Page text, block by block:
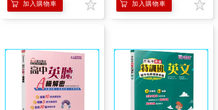
加入購物車 加入購物車